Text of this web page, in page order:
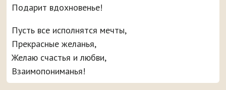
Подарит вдохновенье!
Пусть все исполнятся мечты,
Прекрасные желанья,
Желаю счастья и любви,
Взаимопониманья!